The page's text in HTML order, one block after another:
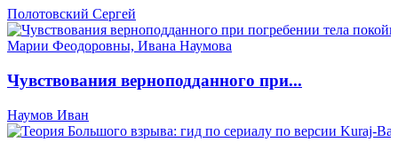
Полотовский Сергей
Чувствования верноподданного при...
Наумов Иван